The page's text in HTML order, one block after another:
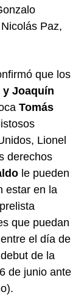
Paz,
que los
y Joaquín
Tomás
Lionel
derechos
le pueden
estar en la
que puedan
el día de
de la
de junio ante